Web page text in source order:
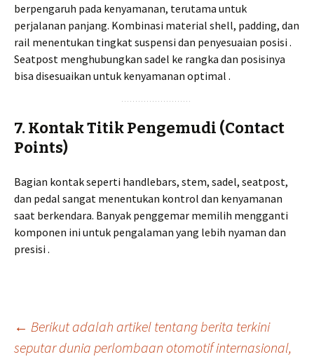
berpengaruh pada kenyamanan, terutama untuk
perjalanan panjang. Kombinasi material shell, padding, dan
rail menentukan tingkat suspensi dan penyesuaian posisi .
Seatpost menghubungkan sadel ke rangka dan posisinya
bisa disesuaikan untuk kenyamanan optimal .
7. Kontak Titik Pengemudi (Contact
Points)
Bagian kontak seperti handlebars, stem, sadel, seatpost,
dan pedal sangat menentukan kontrol dan kenyamanan
saat berkendara. Banyak penggemar memilih mengganti
komponen ini untuk pengalaman yang lebih nyaman dan
presisi .
Post
← Berikut adalah artikel tentang berita terkini
seputar dunia perlombaan otomotif internasional,